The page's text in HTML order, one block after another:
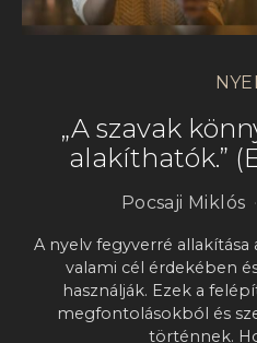
„A szavak
alakíthatók.”
Pocsaji Miklós
A nyelv fegyverré
valami cél érdekében
használják. Ezek a
megfontolásokból és
történnek.